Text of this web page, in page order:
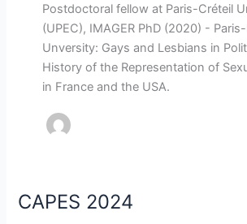
Postdoctoral fellow at Paris-Créteil
(UPEC), IMAGER PhD (2020) -
Unversity: Gays and Lesbians in
History of the Representation of
in France and the USA.
CAPES 2024